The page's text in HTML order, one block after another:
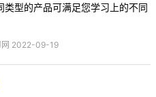
类型的产品可满足您学习上的不同
网 2022-09-19